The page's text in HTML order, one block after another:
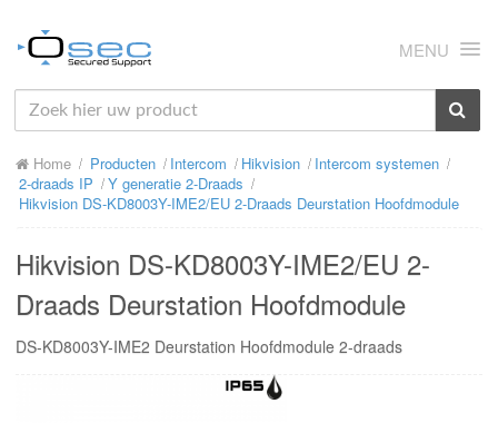
MENU
HOME
OVER ONS
PRODUCTEN
SUPPORT
RMA
Home Producten Intercom Hikvision
Intercom systemen
2-draads IP
Y generatie 2-Draads
Hikvision DS-KD8003Y-IME2/EU 2-Draads Deurstation Hoofdmodule
Hikvision DS-KD8003Y-IME2/EU 2-
Draads Deurstation Hoofdmodule
DS-KD8003Y-IME2 Deurstation Hoofdmodule 2-draads